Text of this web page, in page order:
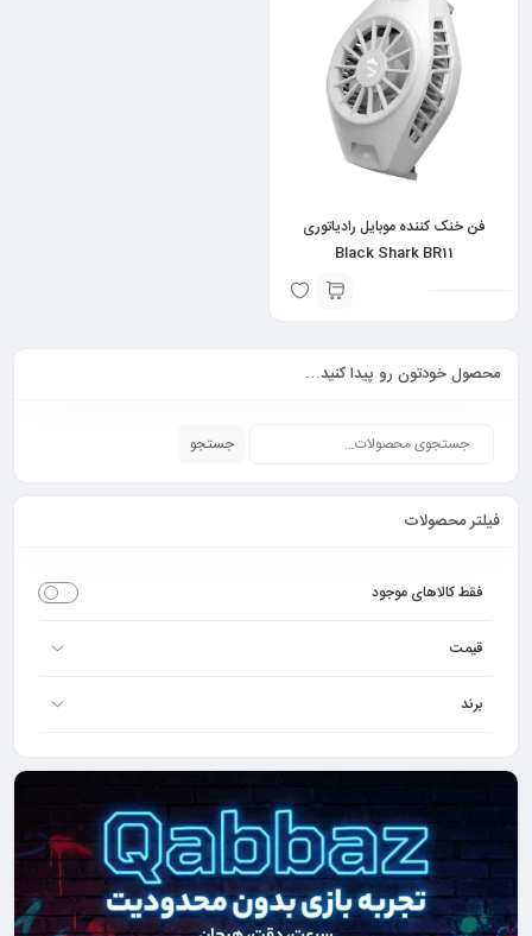
فن خنک کننده موبایل رادیاتوری
Black Shark BR11
محصول خودتون رو پیدا کنید…
جستجو
فیلتر محصولات
فقط کالاهای موجود
قیمت
برند